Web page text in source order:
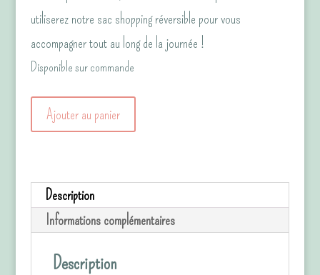
utiliserez notre sac shopping réversible pour vous
accompagner tout au long de la journée !
Disponible sur commande
quantité
de
sac
shopping
réversible,
"l'Indispensable"
Ajouter au panier
Description
Informations complémentaires
Description